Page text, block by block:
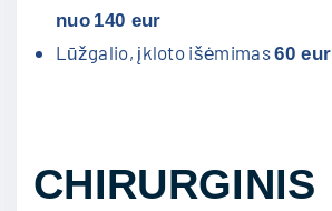
nuo 140 eur
Lūžgalio, įkloto išėmimas60 eur
CHIRURGINIS